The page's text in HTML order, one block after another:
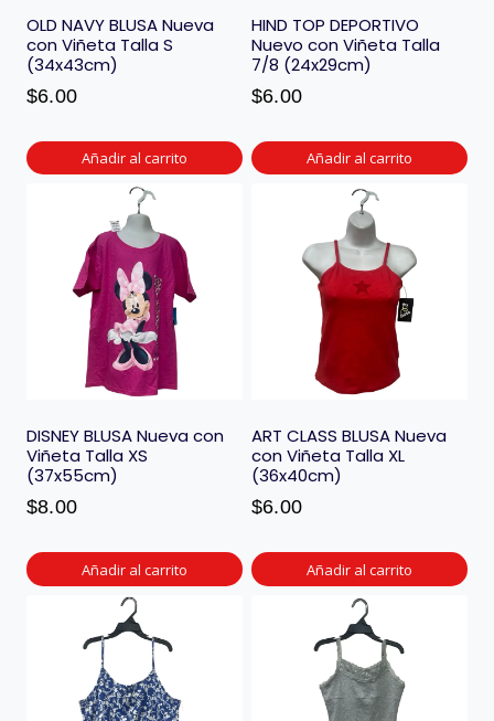
OLD NAVY BLUSA Nueva
con Viñeta Talla S
(34x43cm)
$6.00
Añadir al carrito
HIND TOP DEPORTIVO
Nuevo con Viñeta Talla
7/8 (24x29cm)
$6.00
Añadir al carrito
DISNEY BLUSA Nueva con
Viñeta Talla XS
(37x55cm)
$8.00
Añadir al carrito
ART CLASS BLUSA Nueva
con Viñeta Talla XL
(36x40cm)
$6.00
Añadir al carrito